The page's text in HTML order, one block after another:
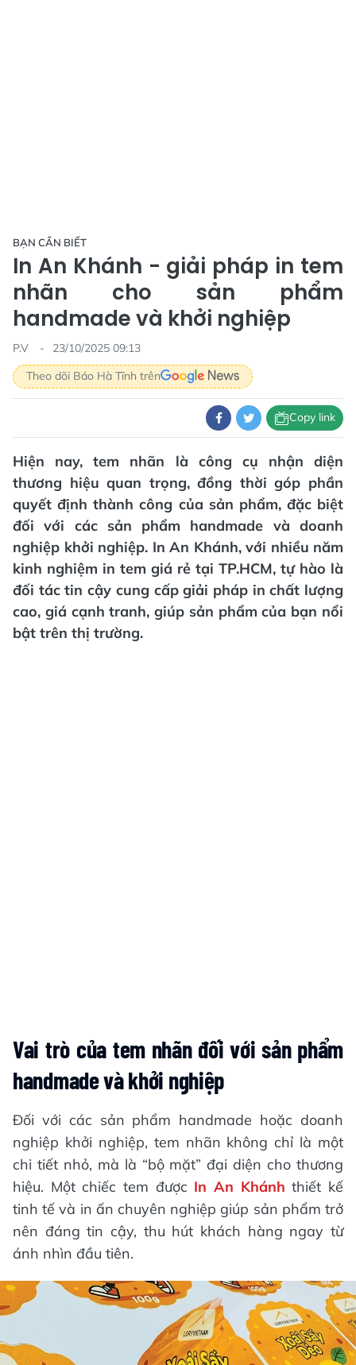
BẠN CẦN BIẾT
In An Khánh - giải pháp in tem
nhãn cho sản phẩm
handmade và khởi nghiệp
P.V
23/10/2025 09:13
Theo dõi Báo Hà Tĩnh trên
Copy link
Hiện nay, tem nhãn là công cụ nhận diện
thương hiệu quan trọng, đồng thời góp phần
quyết định thành công của sản phẩm, đặc biệt
đối với các sản phẩm handmade và doanh
nghiệp khởi nghiệp. In An Khánh, với nhiều năm
kinh nghiệm in tem giá rẻ tại TP.HCM, tự hào là
đối tác tin cậy cung cấp giải pháp in chất lượng
cao, giá cạnh tranh, giúp sản phẩm của bạn nổi
bật trên thị trường.
Vai trò của tem nhãn đối với sản phẩm
handmade và khởi nghiệp
Đối với các sản phẩm handmade hoặc doanh
nghiệp khởi nghiệp, tem nhãn không chỉ là một
chi tiết nhỏ, mà là “bộ mặt” đại diện cho thương
hiệu. Một chiếc tem được In An Khánh thiết kế
tinh tế và in ấn chuyên nghiệp giúp sản phẩm trở
nên đáng tin cậy, thu hút khách hàng ngay từ
ánh nhìn đầu tiên.